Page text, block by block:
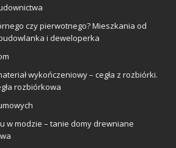
czy pierwotnego? Mieszkania od
i deweloperka
wykończeniowy – cegła z rozbiórki.
rozbiórkowa
w modzie – tanie domy drewniane